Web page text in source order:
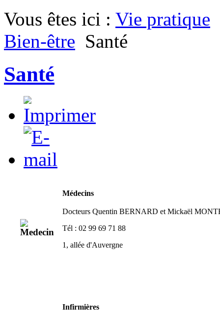
Vous êtes ici : Vie pratique
Bien-être Santé
Santé
Médecins
Docteurs Quentin BERNARD et Mickaël
Tél : 02 99 69 71 88
1, allée d'Auvergne
Infirmières